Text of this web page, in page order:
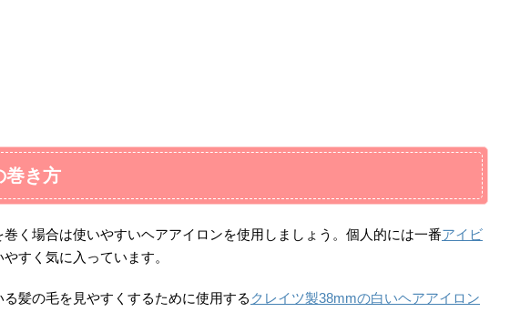
巻き方
く場合は使いやすいヘアアイロンを使用しましょう。個人的には一番アイビ
やすく気に入っています。
髪の毛を見やすくするために使用する クレイツ製38mmの白いヘアアイロン